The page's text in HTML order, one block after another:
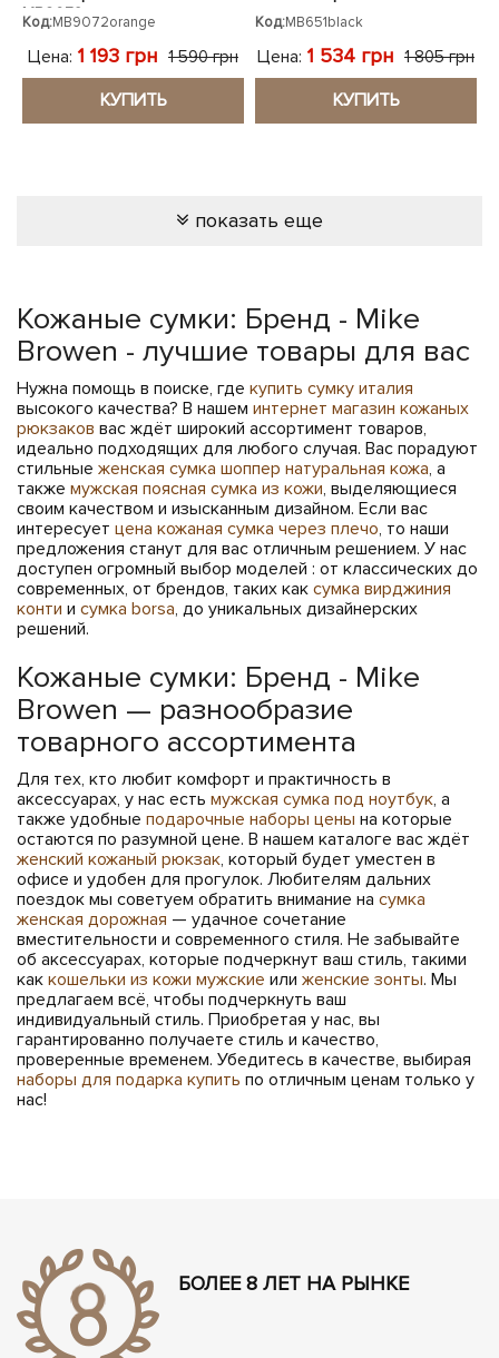
MB9072orange
Код:MB9072orange
Цена: 1 193 грн 1 590 грн
КУПИТЬ
Код:MB651black
Цена: 1 534 грн 1 805 грн
КУПИТЬ
показать еще
Кожаные сумки: Бренд - Mike
Browen - лучшие товары для вас
Нужна помощь в поиске, где купить сумку италия
высокого качества? В нашем интернет магазин кожаных
рюкзаков вас ждёт широкий ассортимент товаров,
идеально подходящих для любого случая. Вас порадуют
стильные женская сумка шоппер натуральная кожа, а
также мужская поясная сумка из кожи, выделяющиеся
своим качеством и изысканным дизайном. Если вас
интересует цена кожаная сумка через плечо, то наши
предложения станут для вас отличным решением. У нас
доступен огромный выбор моделей : от классических до
современных, от брендов, таких как сумка вирджиния
конти и сумка borsa, до уникальных дизайнерских
решений.
Кожаные сумки: Бренд - Mike
Browen — разнообразие
товарного ассортимента
Для тех, кто любит комфорт и практичность в
аксессуарах, у нас есть мужская сумка под ноутбук, а
также удобные подарочные наборы цены на которые
остаются по разумной цене. В нашем каталоге вас ждёт
женский кожаный рюкзак, который будет уместен в
офисе и удобен для прогулок. Любителям дальних
поездок мы советуем обратить внимание на сумка
женская дорожная — удачное сочетание
вместительности и современного стиля. Не забывайте
об аксессуарах, которые подчеркнут ваш стиль, такими
как кошельки из кожи мужские или женские зонты. Мы
предлагаем всё, чтобы подчеркнуть ваш
индивидуальный стиль. Приобретая у нас, вы
гарантированно получаете стиль и качество,
проверенные временем. Убедитесь в качестве, выбирая
наборы для подарка купить по отличным ценам только у
нас!
БОЛЕЕ 8 ЛЕТ НА РЫНКЕ